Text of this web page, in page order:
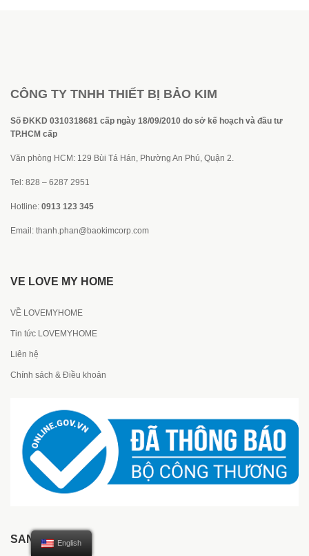
CÔNG TY TNHH THIẾT BỊ BẢO KIM
Số ĐKKD 0310318681 cấp ngày 18/09/2010 do sở kế hoạch và đầu tư
TP.HCM cấp
Văn phòng HCM: 129 Bùi Tá Hán, Phường An Phú, Quận 2.
Tel: 828 – 6287 2951
Hotline: 0913 123 345
Email: thanh.phan@baokimcorp.com
VỀ LOVE MY HOME
VỀ LOVEMYHOME
Tin tức LOVEMYHOME
Liên hệ
Chính sách & Điều khoản
SẢN PHẨMEnglish